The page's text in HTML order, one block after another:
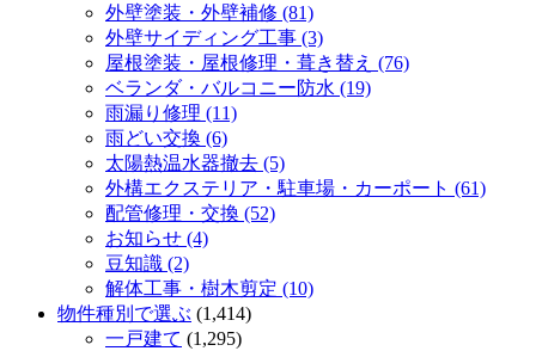
外壁塗装・外壁補修 (81)
外壁サイディング工事 (3)
屋根塗装・屋根修理・葺き替え (76)
ベランダ・バルコニー防水 (19)
雨漏り修理 (11)
雨どい交換 (6)
太陽熱温水器撤去 (5)
外構エクステリア・駐車場・カーポート (61)
配管修理・交換 (52)
お知らせ (4)
豆知識 (2)
解体工事・樹木剪定 (10)
物件種別で選ぶ (1,414)
一戸建て (1,295)